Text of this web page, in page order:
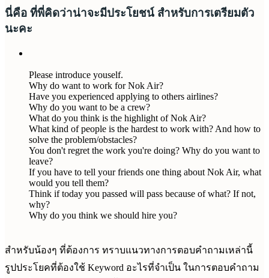
นี่คือ ที่พี่คิดว่าน่าจะมีประโยชน์ สำหรับการเตรียมตัว
นะคะ
Please introduce youself.
Why do want to work for Nok Air?
Have you experienced applying to others airlines?
Why do you want to be a crew?
What do you think is the highlight of Nok Air?
What kind of people is the hardest to work with? And how to
solve the problem/obstacles?
You don't regret the work you're doing? Why do you want to
leave?
If you have to tell your friends one thing about Nok Air, what
would you tell them?
Think if today you passed will pass because of what? If not,
why?
Why do you think we should hire you?
สำหรับน้องๆ ที่ต้องการ ทราบแนวทางการตอบคำถามเหล่านี้
รูปประโยคที่ต้องใช้ Keyword อะไรที่จำเป็น ในการตอบคำถาม